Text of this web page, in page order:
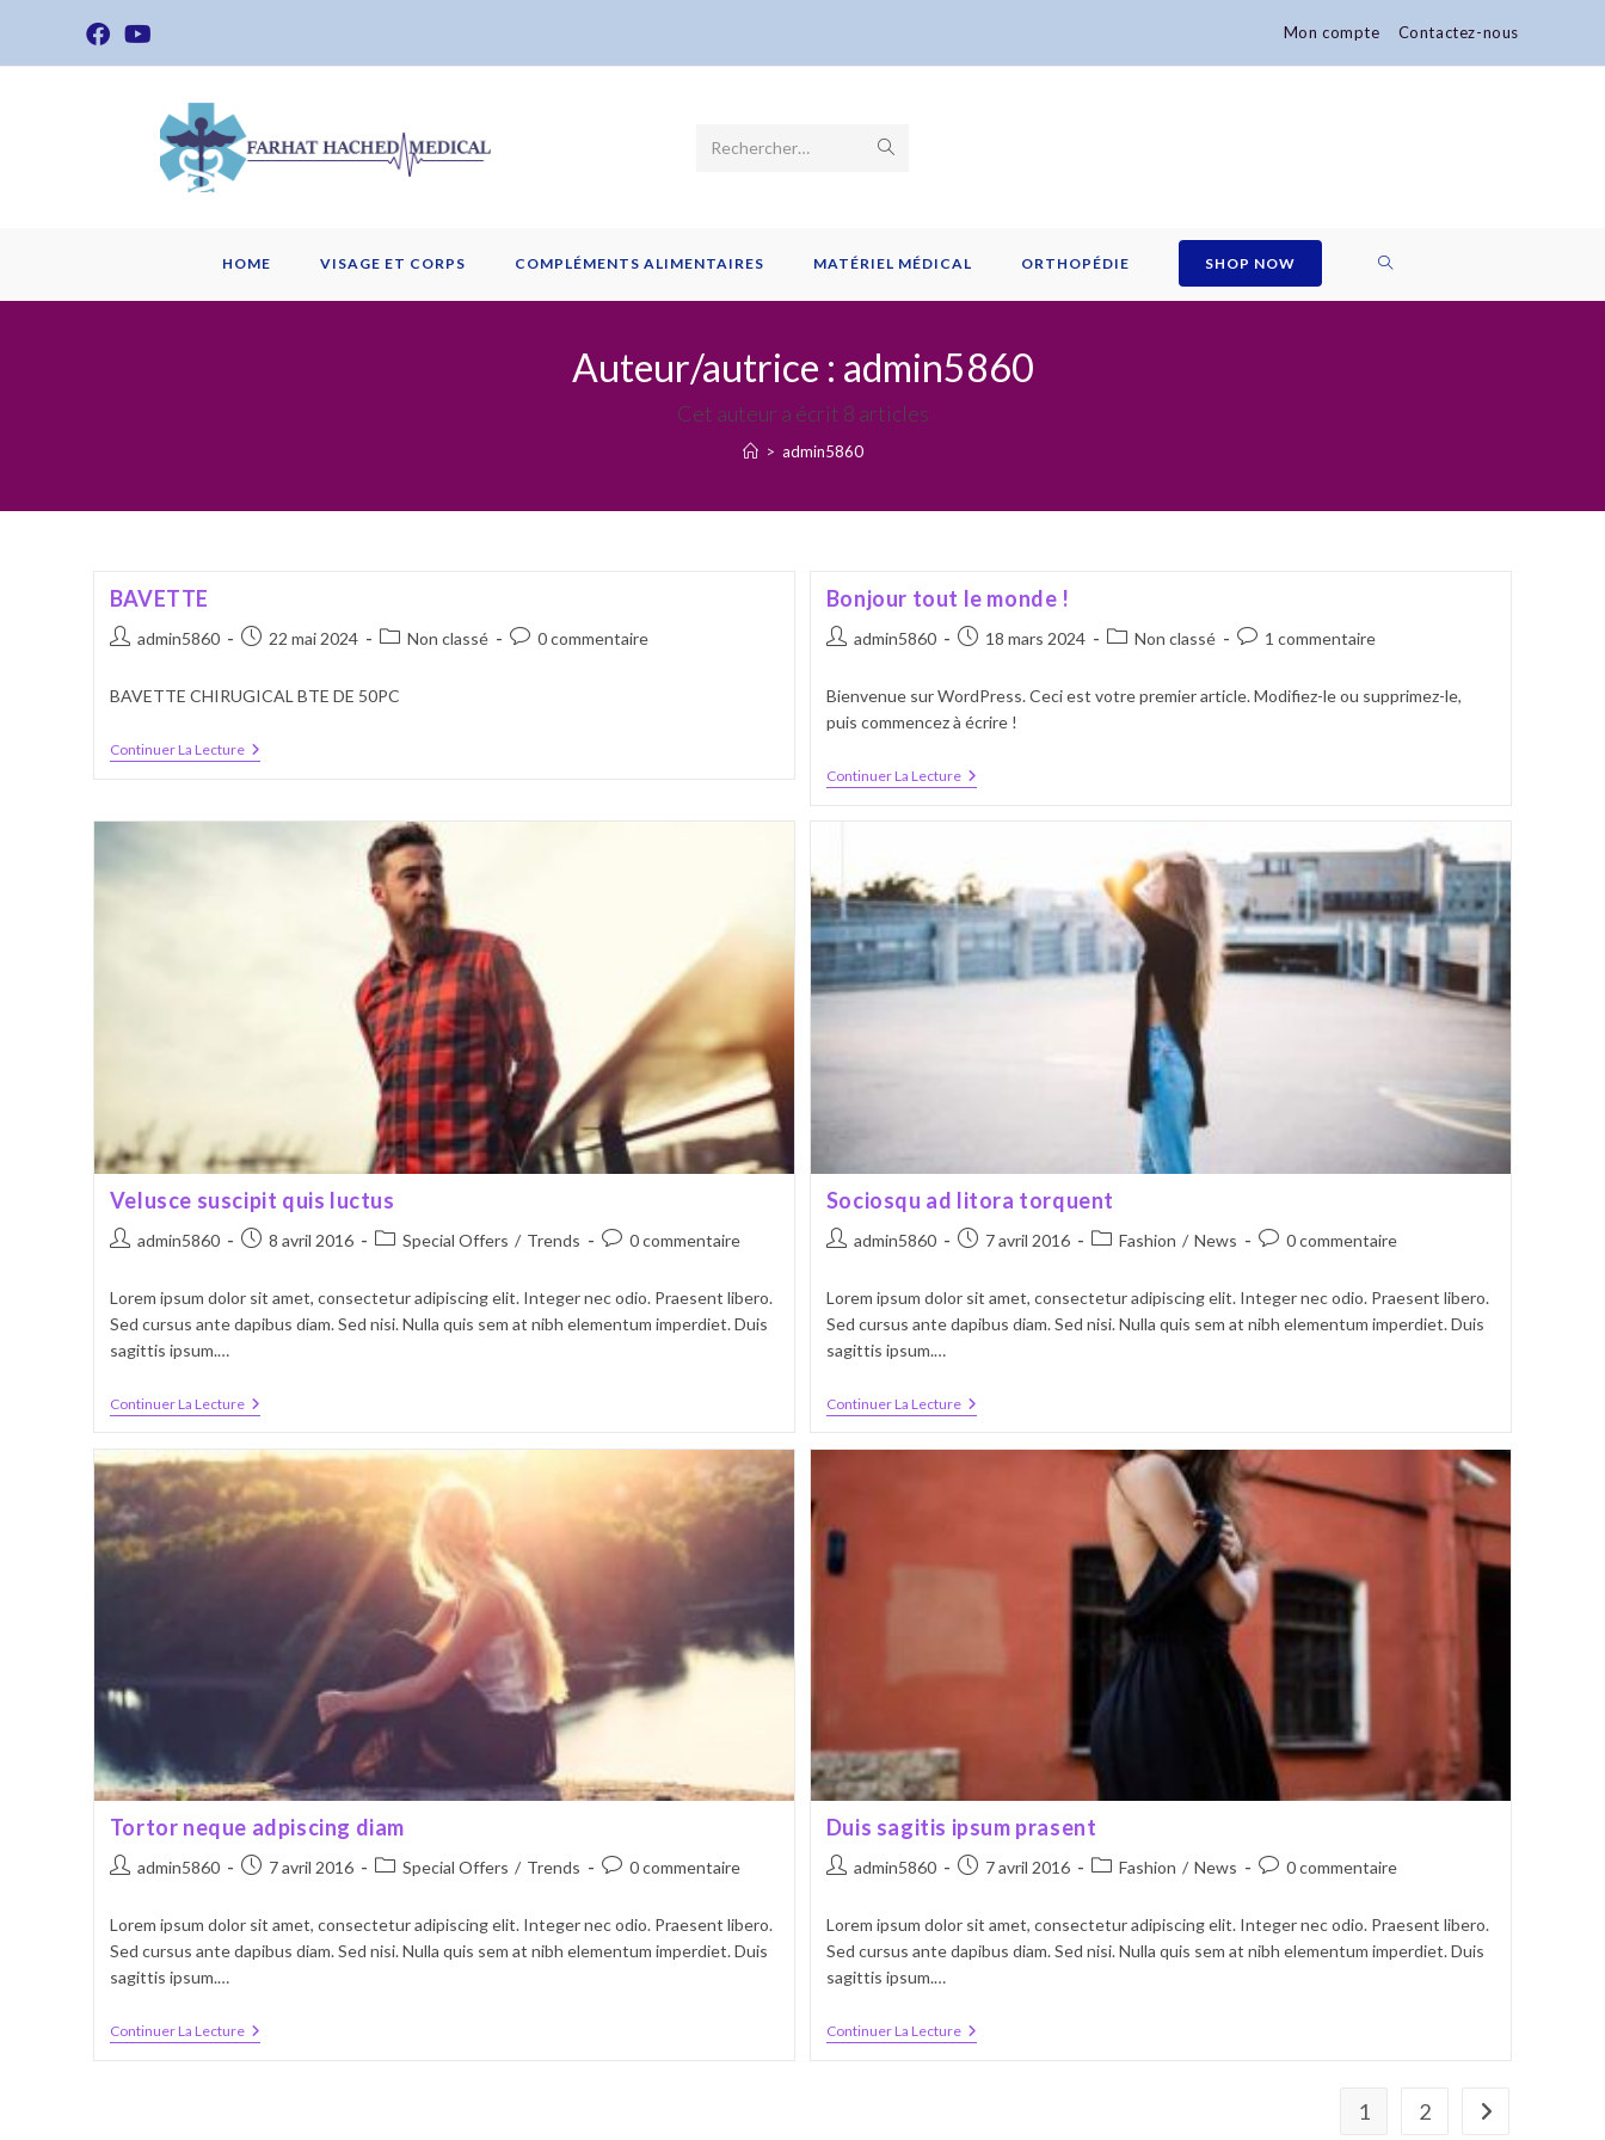
Mon compte Contactez-nous
Rechercher…
HOME VISAGE ET CORPS COMPLÉMENTS ALIMENTAIRES MATÉRIEL MÉDICAL ORTHOPÉDIE SHOP NOW TOGGLE
Auteur/autrice : admin5860
Cet auteur a écrit 8 articles
> admin5860
BAVETTE
Auteur/autrice
la
admin5860
Publication
22 mai 2024
PostNon classé
Commentaires
0 commentaire
BAVETTE CHIRUGICAL BTE DE 50PC
Continuer La LectureBAVETTE
Bonjour tout le monde !
Auteur/autrice
la
publication :
admin5860
Publication
18 mars 2024
PostNon classé
Commentaires
la
1 commentaire
Bienvenue sur WordPress. Ceci est votre premier article. Modifiez-le ou supprimez-le,
puis commencez à écrire !
Continuer La LectureBonjour
Tout
Velusce suscipit quis luctus
Auteur/autrice
la
publication :
admin5860
Publication
8 avril 2016
PostSpecial Offers / Trends
Commentaires
publication :
0 commentaire
Lorem ipsum dolor sit amet, consectetur adipiscing elit. Integer nec odio. Praesent libero.
Sed cursus ante dapibus diam. Sed nisi. Nulla quis sem at nibh elementum imperdiet. Duis
sagittis ipsum.…
Continuer La LectureVelusce
Suscipit
Luctus
Sociosqu ad litora torquent
Auteur/autrice
la
publication :
admin5860
Publication
7 avril 2016
PostFashion / News
Commentaires
la
publication :
0 commentaire
Lorem ipsum dolor sit amet, consectetur adipiscing elit. Integer nec odio. Praesent libero.
Sed cursus ante dapibus diam. Sed nisi. Nulla quis sem at nibh elementum imperdiet. Duis
sagittis ipsum.…
Continuer La LectureSociosqu
Ad
Tortor neque adpiscing diam
Auteur/autrice
la
publication :
admin5860
Publication
7 avril 2016
PostSpecial Offers / Trends
Commentaires
publication :
0 commentaire
Lorem ipsum dolor sit amet, consectetur adipiscing elit. Integer nec odio. Praesent libero.
Sed cursus ante dapibus diam. Sed nisi. Nulla quis sem at nibh elementum imperdiet. Duis
sagittis ipsum.…
Continuer La LectureTortor
Duis sagitis ipsum prasent
Auteur/autrice
la
publication :
admin5860
Publication
7 avril 2016
PostFashion / News
Commentaires
la
publication :
0 commentaire
Lorem ipsum dolor sit amet, consectetur adipiscing elit. Integer nec odio. Praesent libero.
Sed cursus ante dapibus diam. Sed nisi. Nulla quis sem at nibh elementum imperdiet. Duis
sagittis ipsum.…
Continuer La LectureDuis
1 2 Aller à la page